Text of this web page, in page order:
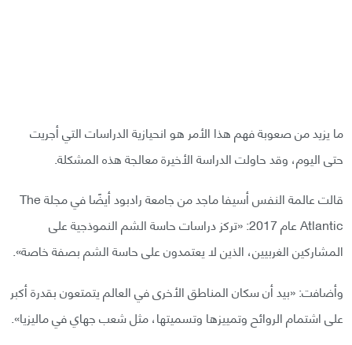
ما يزيد من صعوبة فهم هذا الأمر هو انحيازية الدراسات التي أجريت
حتى اليوم، وقد حاولت الدراسة الأخيرة معالجة هذه المشكلة.
قالت عالمة النفس أسيفا ماجد من جامعة رادبود أيضًا في مجلة The
Atlantic عام 2017: «تركز دراسات حاسة الشم النموذجية على
المشاركين الغربيين، الذين لا يعتمدون على حاسة الشم بصفة خاصة».
وأضافت: «بيد أن سكان المناطق الأخرى في العالم يتمتعون بقدرة أكبر
على اشتمام الروائح وتمييزها وتسميتها، مثل شعب جهاي في ماليزيا».